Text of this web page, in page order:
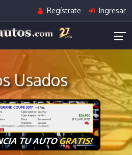
Regístrate Ingresar
Usados